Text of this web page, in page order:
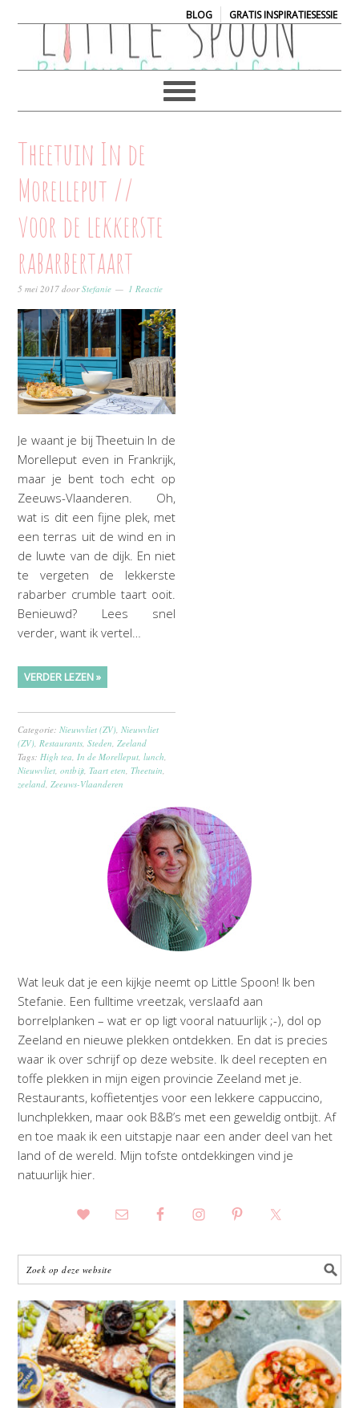
BLOG| GRATIS INSPIRATIESESSIE
Theetuin In de
Morelleput //
voor de lekkerste
rabarbertaart
5 mei 2017 doorStefanie 1 Reactie
Je waant je bij Theetuin In de
Morelleput even in Frankrijk,
maar je bent toch echt op
Zeeuws-Vlaanderen. Oh,
wat is dit een fijne plek, met
een terras uit de wind en in
de luwte van de dijk. En niet
te vergeten de lekkerste
rabarber crumble taart ooit.
Benieuwd? Lees snel
verder, want ik vertel…
VERDER LEZEN »
Categorie:Nieuwvliet (ZV) ,Nieuwvliet
(ZV) Restaurants ,Steden Zeeland
Tags: High tea In de Morelleput ,lunch
Nieuwvliet ,ontbijt ,Taart eten ,Theetuin
zeeland Zeeuws-Vlaanderen
Wat leuk dat je een kijkje neemt op Little Spoon! Ik ben
Stefanie. Een fulltime vreetzak, verslaafd aan
borrelplanken – wat er op ligt vooral natuurlijk ;-), dol op
Zeeland en nieuwe plekken ontdekken. En dat is precies
waar ik over schrijf op deze website. Ik deel recepten en
toffe plekken in mijn eigen provincie Zeeland met je.
Restaurants, koffietentjes voor een lekkere cappuccino,
lunchplekken, maar ook B&B’s met een geweldig ontbijt. Af
en toe maak ik een uitstapje naar een ander deel van het
land of de wereld. Mijn tofste ontdekkingen vind je
natuurlijk hier.